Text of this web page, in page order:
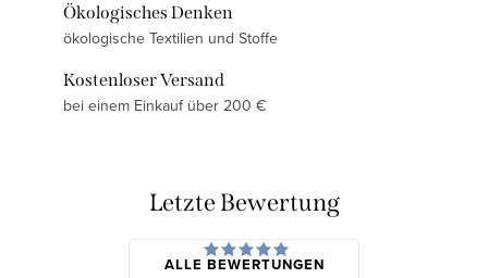
Ökologisches Denken
ökologische Textilien und Stoffe
Kostenloser Versand
bei einem Einkauf über 200 €
Letzte Bewertung
ALLE BEWERTUNGEN